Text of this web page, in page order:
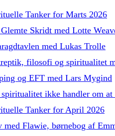
Tanker for Marts 2026
Skridt med Lotte
med Lukas Trolle
filosofi og spiritualitet
og EFT med Lars Mygind
ikke handler om at
Tanker for April 2026
med Flawie, børnebog af